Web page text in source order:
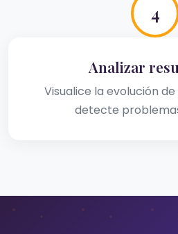
4
Analizar
Visualice la evolución
detecte